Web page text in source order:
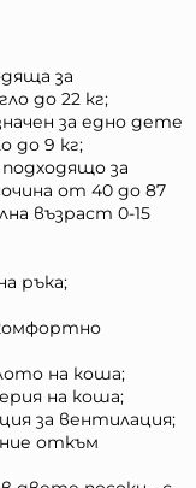
за
до 22 кг;
за едно дете
до 9 кг;
за
от 40 до 87
възраст 0-15
ръка;
на коша;
на коша;
за вентилация;
откъм